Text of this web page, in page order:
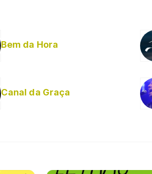
Bem da Hora
Canal da Graça